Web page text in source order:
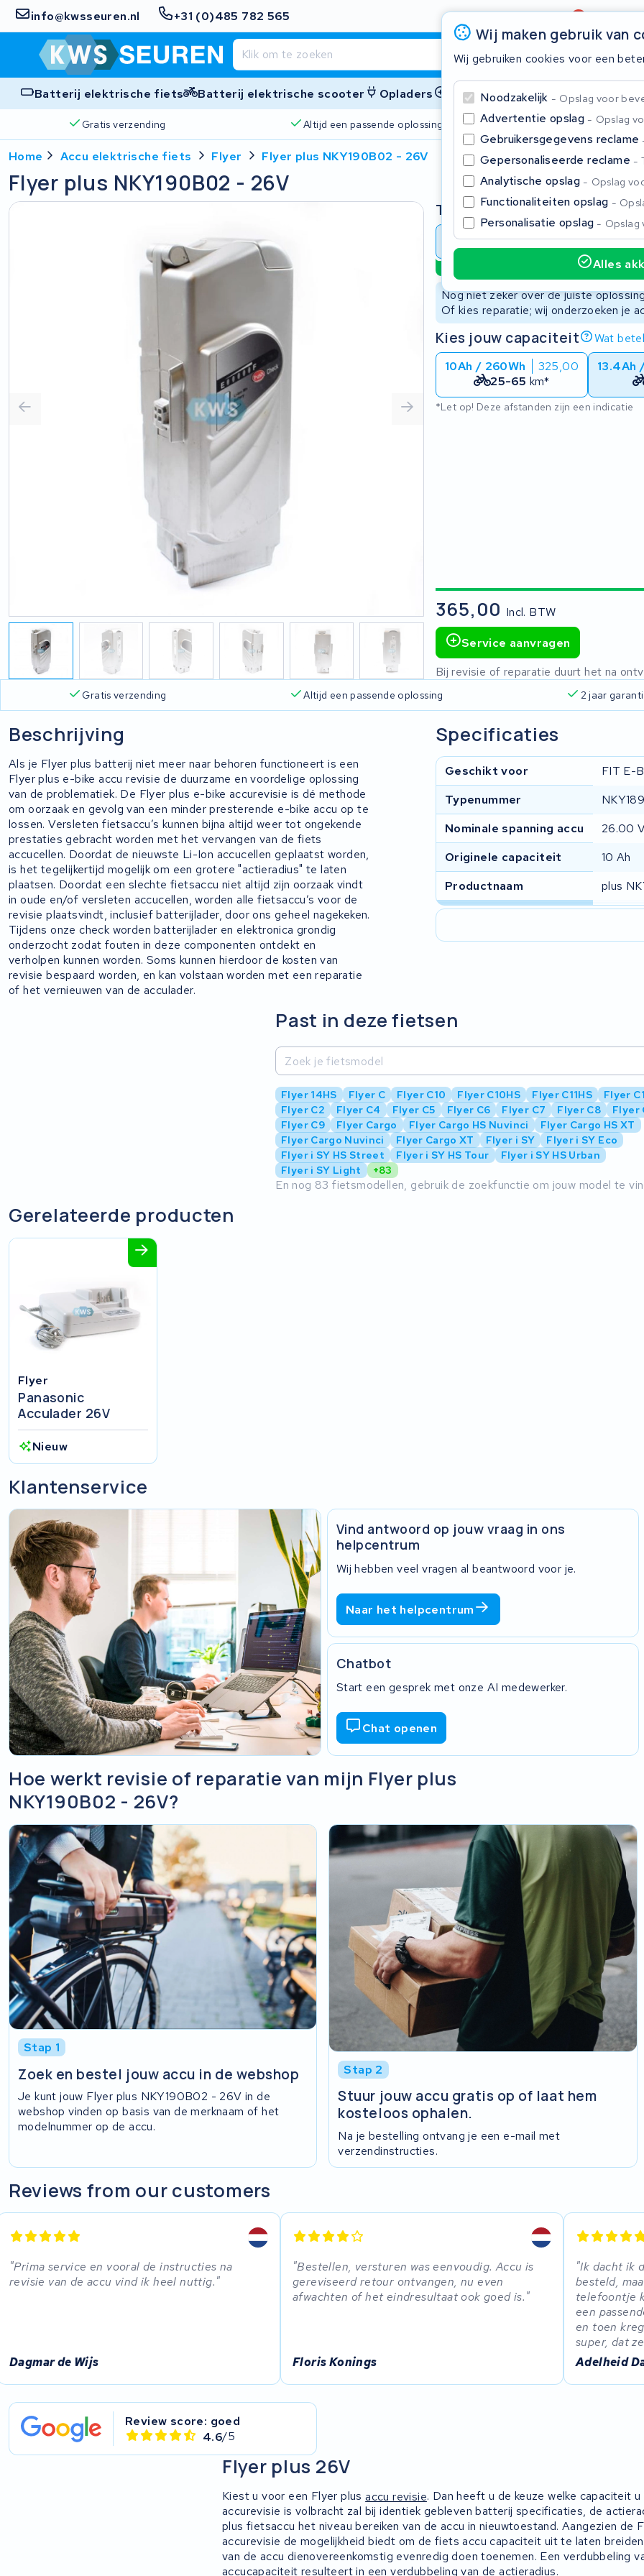
info@kwsseuren.nl +31 (0)485 782 565 Beoordeling4,6/5
Batterij elektrische fiets Batterij elektrische scooter Opladers Accessoires
Gratis verzending Altijd een passende oplossing 2 jaar
Wij maken gebruik van
Wij gebruiken cookies voor een
Noodzakelijk Opslag voor
Advertentie opslag Opslag
Gebruikersgegevens reclame
Gepersonaliseerde reclame
Analytische opslag Opslag
Functionaliteiten opslag
Personalisatie opslag Opslag
Alles
Home Accu elektrische fiets Flyer Flyer plus NKY190B02 - 26V
Flyer plus NKY190B02 - 26V
Type
Accu revisie Accu
Nog niet zeker over de juiste
Of kies reparatie; wij onderzoeken je
Kies jouw capaciteit
Wat
10Ah / 260Wh
325,00
25-65 km*
13.4Ah
*Let op! Deze afstanden zijn een indicatie
365,00 Incl. BTW
Service aanvragen
Bij revisie of reparatie duurt het na
Gratis verzending Altijd een passende oplossing 2 jaar
Beschrijving
Als je Flyer plus batterij niet meer naar behoren functioneert is een
Flyer plus e-bike accu revisie de duurzame en voordelige oplossing
van de problematiek. De Flyer plus e-bike accurevisie is dé methode
om oorzaak en gevolg van een minder presterende e-bike accu op te
lossen. Versleten fietsaccu’s kunnen bijna altijd weer tot ongekende
prestaties gebracht worden met het vervangen van de fiets
accucellen. Doordat de nieuwste Li-Ion accucellen geplaatst worden,
is het tegelijkertijd mogelijk om een grotere "actieradius" te laten
plaatsen. Doordat een slechte fietsaccu niet altijd zijn oorzaak vindt
in oude en/of versleten accucellen, worden alle fietsaccu’s voor de
revisie plaatsvindt, inclusief batterijlader, door ons geheel nagekeken.
Tijdens onze check worden batterijlader en elektronica grondig
onderzocht zodat fouten in deze componenten ontdekt en
verholpen kunnen worden. Soms kunnen hierdoor de kosten van
revisie bespaard worden, en kan volstaan worden met een reparatie
of het vernieuwen van de acculader.
Specificaties
Geschikt voor
FIT E-
Typenummer
Nominale spanning accu
26.00
Originele capaciteit
10 Ah
Productnaam
plus
Past in deze fietsen
Flyer 14HS Flyer C Flyer C10 Flyer C10HS Flyer C11HS
Flyer
Flyer C2
Flyer C4 Flyer C5 Flyer C6 Flyer C7 Flyer C8
Flyer
Flyer C9
Flyer Cargo Flyer Cargo HS Nuvinci
Flyer Cargo HS XT
Flyer Cargo Nuvinci
Flyer Cargo XT Flyer i SY
Flyer i SY Eco
Flyer i SY HS Street
Flyer i SY HS Tour
Flyer i SY HS Urban
Flyer i SY Light
+83
En nog 83 fietsmodellen, gebruik de zoekfunctie om jouw model te
Gerelateerde producten
Flyer
Panasonic
Acculader 26V
Nieuw
Klantenservice
Vind antwoord op jouw vraag in ons
helpcentrum
Wij hebben veel vragen al beantwoord voor je.
Naar het helpcentrum
Chatbot
Start een gesprek met onze AI medewerker.
Chat openen
Hoe werkt revisie of reparatie van mijn Flyer plus
NKY190B02 - 26V?
Stap 1
Zoek en bestel jouw accu in de webshop
Je kunt jouw Flyer plus NKY190B02 - 26V in de
webshop vinden op basis van de merknaam of het
modelnummer op de accu.
Stap 2
Stuur jouw accu gratis op of laat hem
kosteloos ophalen.
Na je bestelling ontvang je een e-mail met
verzendinstructies.
Reviews from our customers
Prima service en vooral de instructies na
revisie van de accu vind ik heel nuttig.
Dagmar de Wijs
Bestellen, versturen was eenvoudig. Accu is
gereviseerd retour ontvangen, nu even
afwachten of het eindresultaat ook goed is.
Floris Konings
Ik dacht ik
besteld,
telefoontje
een
en toen
super, dat
Adelheid
Review score: goed
4.6/5
Flyer plus 26V
Kiest u voor een Flyer plusaccu revisie. Dan heeft u de keuze welke capaciteit
accurevisie is volbracht zal bij identiek gebleven batterij specificaties, de
plus fietsaccu het niveau bereiken van de accu in nieuwtoestand. Aangezien de
accurevisie de mogelijkheid biedt om de fiets accu capaciteit uit te laten
van de accu dienovereenkomstig evenredig doen toenemen. Een verdubbeling
accucapaciteit resulteert in een verdubbeling van de actieradius.
Begin te typen in de zoekbalk om te zoeken